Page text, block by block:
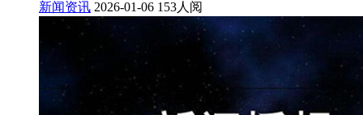
新闻资讯 2026-01-06 153人阅